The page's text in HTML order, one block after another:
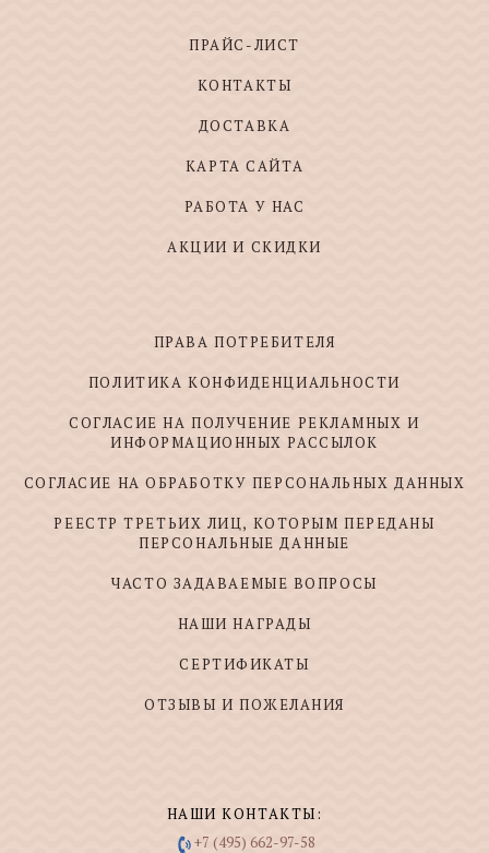
ПРАЙС-ЛИСТ
КОНТАКТЫ
ДОСТАВКА
КАРТА САЙТА
РАБОТА У НАС
АКЦИИ И СКИДКИ
ПРАВА ПОТРЕБИТЕЛЯ
ПОЛИТИКА КОНФИДЕНЦИАЛЬНОСТИ
СОГЛАСИЕ НА ПОЛУЧЕНИЕ РЕКЛАМНЫХ И
ИНФОРМАЦИОННЫХ РАССЫЛОК
СОГЛАСИЕ НА ОБРАБОТКУ ПЕРСОНАЛЬНЫХ ДАННЫХ
РЕЕСТР ТРЕТЬИХ ЛИЦ, КОТОРЫМ ПЕРЕДАНЫ
ПЕРСОНАЛЬНЫЕ ДАННЫЕ
ЧАСТО ЗАДАВАЕМЫЕ ВОПРОСЫ
НАШИ НАГРАДЫ
СЕРТИФИКАТЫ
ОТЗЫВЫ И ПОЖЕЛАНИЯ
НАШИ КОНТАКТЫ:
+7 (495) 662-97-58